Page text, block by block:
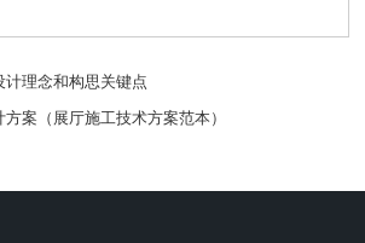
计理念和构思关键点
案（展厅施工技术方案范本）